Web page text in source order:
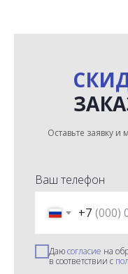
Оставьте заявку
Ваш телефон
+7
Даюсогласие на
в соответствии с